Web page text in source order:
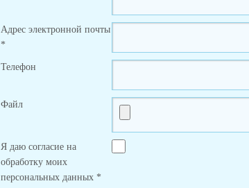
Адрес электронной почты
*
Телефон
Файл
Я даю согласие на
обработку моих
персональных данных *